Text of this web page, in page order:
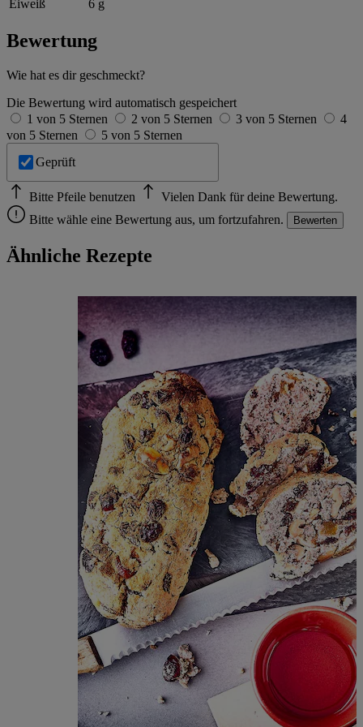
Eiweiß
6 g
Bewertung
Wie hat es dir geschmeckt?
Die Bewertung wird automatisch gespeichert
1 von 5 Sternen
2 von 5 Sternen 3 von 5 Sternen
4
von 5 Sternen
5 von 5 Sternen
Geprüft
Bitte Pfeile benutzen
Vielen Dank für deine Bewertung.
Bitte wähle eine Bewertung aus, um fortzufahren.
Bewerten
Ähnliche Rezepte